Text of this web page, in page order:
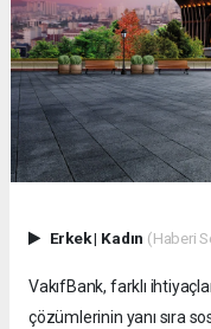
Erkek| Kadın (Haberi
VakıfBank, farklı
çözümlerinin yanı sıra